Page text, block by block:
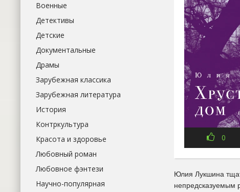
0
Юлия Лукшина
непредсказуемым
Военные
Детективы
Детские
Документальные
Драмы
Зарубежная классика
Зарубежная литература
История
Контркультура
Красота и здоровье
Любовный роман
Любовное фэнтези
Научно-популярная